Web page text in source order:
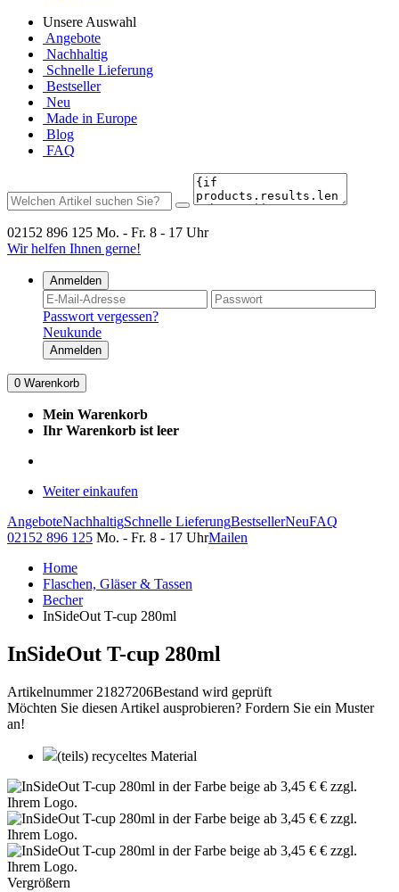
Unsere Auswahl
Angebote
Nachhaltig
Schnelle Lieferung
Bestseller
Neu
Made in Europe
Blog
FAQ
02152 896 125 Mo. - Fr. 8 - 17 Uhr
Wir helfen Ihnen gerne!
Anmelden
Passwort vergessen?
Neukunde
Anmelden
0 Warenkorb
Mein Warenkorb
Ihr Warenkorb ist leer
Weiter einkaufen
AngeboteNachhaltigSchnelle LieferungBestsellerNeuFAQ
02152 896 125 Mo. - Fr. 8 - 17 UhrMailen
Home
Flaschen, Gläser & Tassen
Becher
InSideOut T-cup 280ml
InSideOut T-cup 280ml
Artikelnummer 21827206Bestand wird geprüft
Möchten Sie diesen Artikel ausprobieren? Fordern Sie ein Muster
an!
(teils) recyceltes Material
Vergrößern